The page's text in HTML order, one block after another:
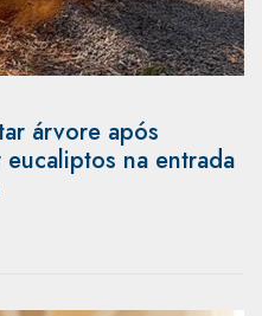
árvore após
na entrada